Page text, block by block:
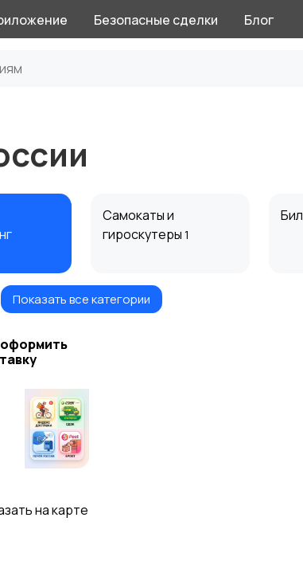
Безопасные сделки Блог
Самокаты и
гироскутеры 1
Охота и рыбалка
Показать все категории
на карте